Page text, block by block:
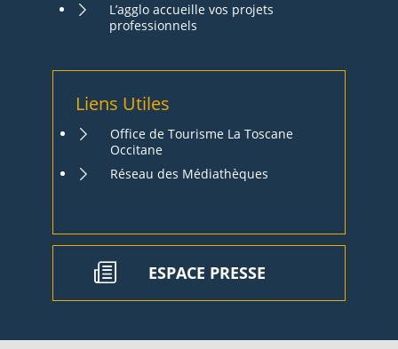
L’agglo accueille vos projets
professionnels
Liens Utiles
Office de Tourisme La Toscane
Occitane
Réseau des Médiathèques
ESPACE PRESSE